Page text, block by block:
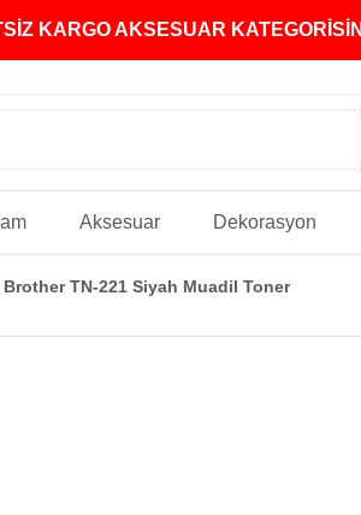
KARGO AKSESUAR
Aksesuar Dekorasyon
Brother TN-221 Siyah Muadil Toner